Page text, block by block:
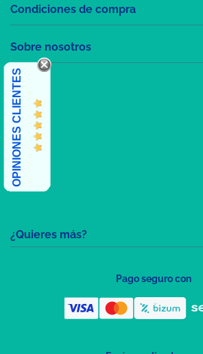
¿Quieres más?
Condiciones de compra
Sobre nosotros
OPINIONES CLIENTES
Pago seguro con